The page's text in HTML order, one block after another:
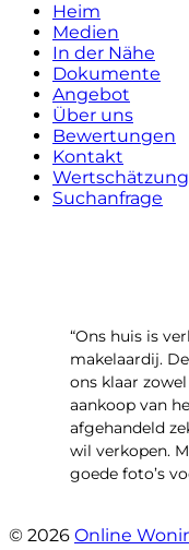
Heim
Medien
In der Nähe
Dokumente
Angebot
Über uns
Bewertungen
Kontakt
Wertschätzung
Suchanfrage
“Ons huis is
makelaardij.
ons klaar
aankoop van
afgehandeld
wil verkopen.
goede foto’s
© 2026 Online